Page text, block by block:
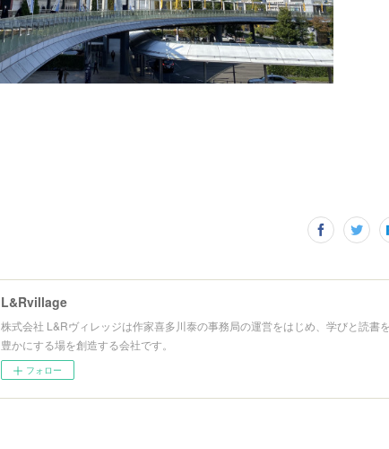
L&Rvillage
株式会社 L&Rヴィレッジは作家喜多川泰の事務局の運営をはじめ、学びと読書
豊かにする場を創造する会社です。
フォロー